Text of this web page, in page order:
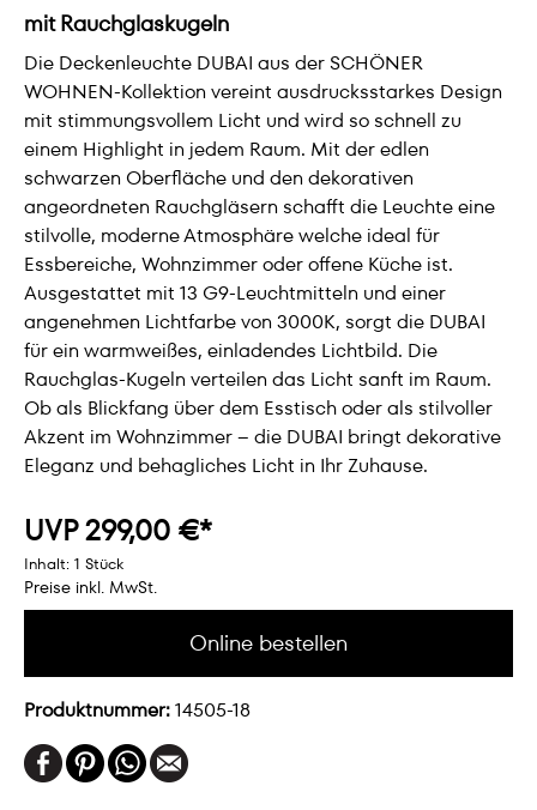
mit Rauchglaskugeln
Die Deckenleuchte DUBAI aus der SCHÖNER
WOHNEN-Kollektion vereint ausdrucksstarkes Design
mit stimmungsvollem Licht und wird so schnell zu
einem Highlight in jedem Raum. Mit der edlen
schwarzen Oberfläche und den dekorativen
angeordneten Rauchgläsern schafft die Leuchte eine
stilvolle, moderne Atmosphäre welche ideal für
Essbereiche, Wohnzimmer oder offene Küche ist.
Ausgestattet mit 13 G9-Leuchtmitteln und einer
angenehmen Lichtfarbe von 3000K, sorgt die DUBAI
für ein warmweißes, einladendes Lichtbild. Die
Rauchglas-Kugeln verteilen das Licht sanft im Raum.
Ob als Blickfang über dem Esstisch oder als stilvoller
Akzent im Wohnzimmer – die DUBAI bringt dekorative
Eleganz und behagliches Licht in Ihr Zuhause.
UVP 299,00 €*
Inhalt: 1 Stück
Preise inkl. MwSt.
Online bestellen
Produktnummer:14505-18